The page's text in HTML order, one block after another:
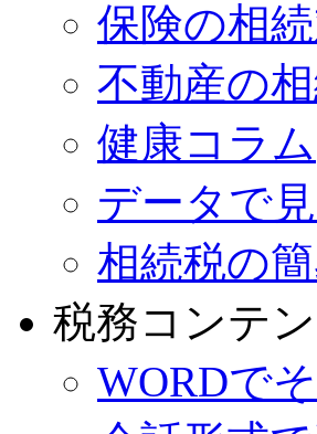
保険の相
不動産の
健康コラム
データで
相続税の
税務コンテ
WORDで